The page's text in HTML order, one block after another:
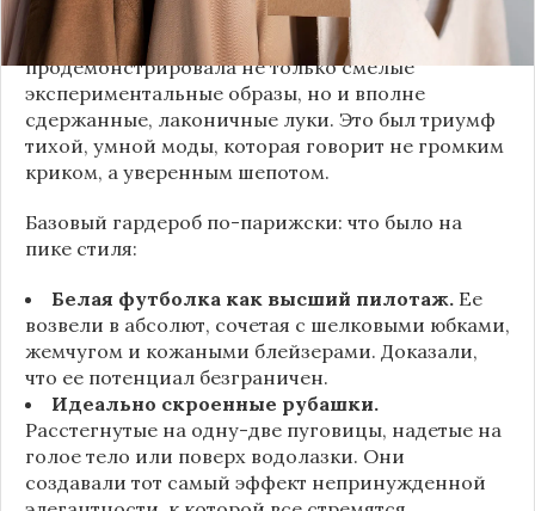
Как тонко подметила автор канала «Деловая
косметичка», завершившаяся неделя моды
продемонстрировала не только смелые
экспериментальные образы, но и вполне
сдержанные, лаконичные луки. Это был триумф
тихой, умной моды, которая говорит не громким
криком, а уверенным шепотом.
Базовый гардероб по-парижски: что было на
пике стиля:
Белая футболка как высший пилотаж. Ее
возвели в абсолют, сочетая с шелковыми юбками,
жемчугом и кожаными блейзерами. Доказали,
что ее потенциал безграничен.
Идеально скроенные рубашки.
Расстегнутые на одну-две пуговицы, надетые на
голое тело или поверх водолазки. Они
создавали тот самый эффект непринужденной